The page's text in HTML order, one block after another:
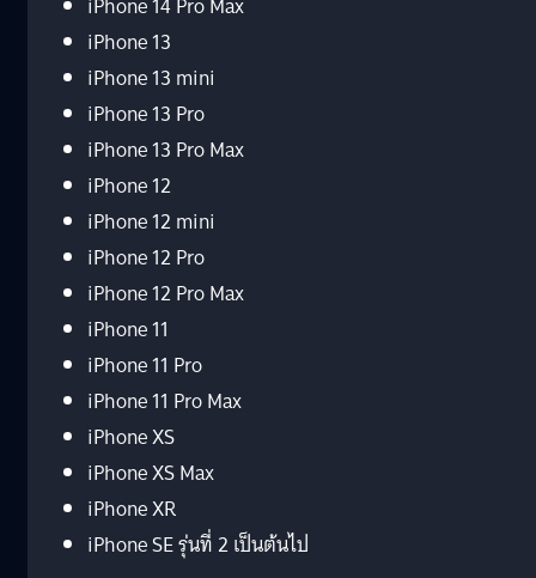
iPhone 13
iPhone 13 mini
iPhone 13 Pro
iPhone 13 Pro Max
iPhone 12
iPhone 12 mini
iPhone 12 Pro
iPhone 12 Pro Max
iPhone 11
iPhone 11 Pro
iPhone 11 Pro Max
iPhone XS
iPhone XS Max
iPhone XR
iPhone SE รุ่นที่ 2 เป็นต้นไป